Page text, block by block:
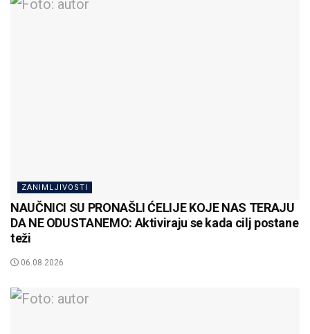
ZANIMLJIVOSTI
NAUČNICI SU PRONAŠLI ĆELIJE KOJE NAS TERAJU
DA NE ODUSTANEMO: Aktiviraju se kada cilj postane
teži
06.08.2026